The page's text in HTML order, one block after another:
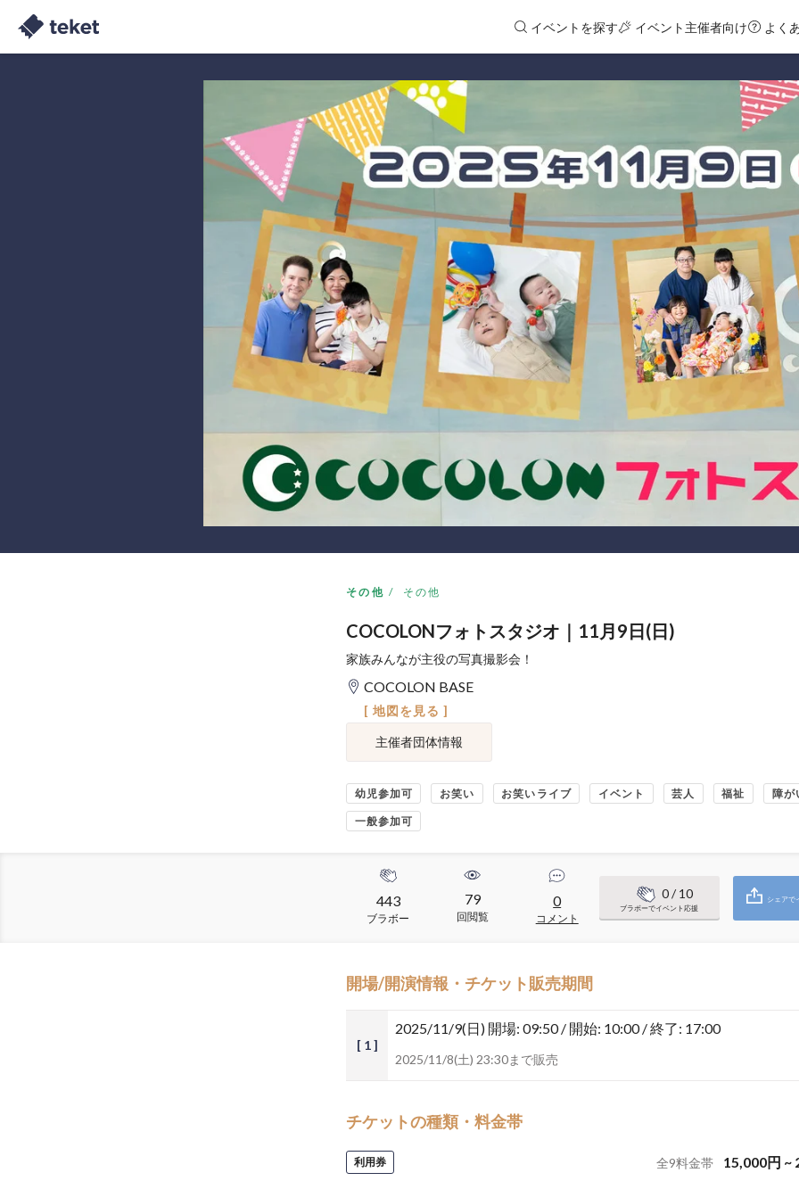
イベントを探す イベント主催者向け よく
その他 その他
COCOLONフォトスタジオ｜11月9日(日)
家族みんなが主役の写真撮影会！
COCOLON BASE
[ 地図を見る ]
主催者団体情報
幼児参加可 お笑い お笑いライブ イベント 芸人 福祉 障が
一般参加可
443
ブラボー
79
回閲覧
0
コメント
0/ 10
ブラボーでイベント応援
シェアで
開場/開演情報・チケット販売期間
[ 1 ]
2025/11/9(日) 開場: 09:50 / 開始: 10:00 / 終了: 17:00
2025/11/8(土) 23:30まで販売
チケットの種類・料金帯
利用券 全9料金帯 15,000円 ~